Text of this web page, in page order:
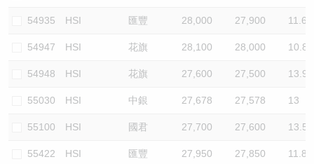
54935 HSI 匯豐 28,000 27,900 11.6
54947 HSI 花旗 28,100 28,000 10.8
54948 HSI 花旗 27,600 27,500 13.9
55030 HSI 中銀 27,678 27,578 13
55100 HSI 國君 27,700 27,600 13.5
55422 HSI 匯豐 27,950 27,850 11.8